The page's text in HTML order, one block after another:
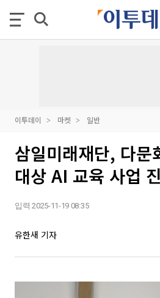
이투데이 마켓 일반
삼일미래재단, 다문
대상 AI 교육 사업
입력 2025-11-19 08:35
유한새 기자